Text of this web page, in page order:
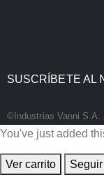
SUSCRÍBETE AL
©Industrias Vanni S.A.
You've just added
Ver carrito Seguir